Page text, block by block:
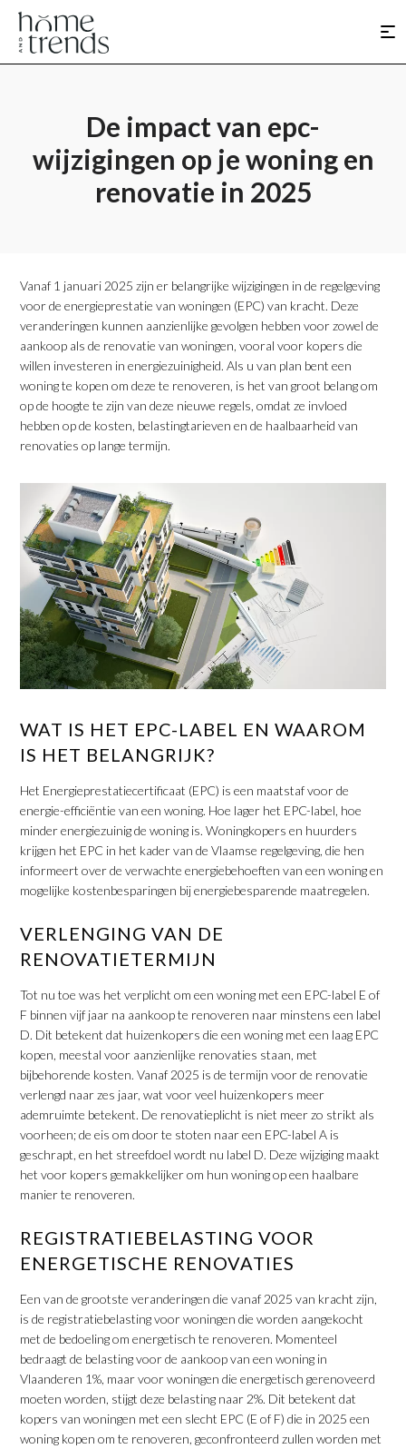
De impact van epc-
wijzigingen op je woning en
renovatie in 2025
Vanaf 1 januari 2025 zijn er belangrijke wijzigingen in de regelgeving
voor de energieprestatie van woningen (EPC) van kracht. Deze
veranderingen kunnen aanzienlijke gevolgen hebben voor zowel de
aankoop als de renovatie van woningen, vooral voor kopers die
willen investeren in energiezuinigheid. Als u van plan bent een
woning te kopen om deze te renoveren, is het van groot belang om
op de hoogte te zijn van deze nieuwe regels, omdat ze invloed
hebben op de kosten, belastingtarieven en de haalbaarheid van
renovaties op lange termijn.
WAT IS HET EPC-LABEL EN WAAROM
IS HET BELANGRIJK?
Het Energieprestatiecertificaat (EPC) is een maatstaf voor de
energie-efficiëntie van een woning. Hoe lager het EPC-label, hoe
minder energiezuinig de woning is. Woningkopers en huurders
krijgen het EPC in het kader van de Vlaamse regelgeving, die hen
informeert over de verwachte energiebehoeften van een woning en
mogelijke kostenbesparingen bij energiebesparende maatregelen.
VERLENGING VAN DE
RENOVATIETERMIJN
Tot nu toe was het verplicht om een woning met een EPC-label E of
F binnen vijf jaar na aankoop te renoveren naar minstens een label
D. Dit betekent dat huizenkopers die een woning met een laag EPC
kopen, meestal voor aanzienlijke renovaties staan, met
bijbehorende kosten. Vanaf 2025 is de termijn voor de renovatie
verlengd naar zes jaar, wat voor veel huizenkopers meer
ademruimte betekent. De renovatieplicht is niet meer zo strikt als
voorheen; de eis om door te stoten naar een EPC-label A is
geschrapt, en het streefdoel wordt nu label D. Deze wijziging maakt
het voor kopers gemakkelijker om hun woning op een haalbare
manier te renoveren.
REGISTRATIEBELASTING VOOR
ENERGETISCHE RENOVATIES
Een van de grootste veranderingen die vanaf 2025 van kracht zijn,
is de registratiebelasting voor woningen die worden aangekocht
met de bedoeling om energetisch te renoveren. Momenteel
bedraagt de belasting voor de aankoop van een woning in
Vlaanderen 1%, maar voor woningen die energetisch gerenoveerd
moeten worden, stijgt deze belasting naar 2%. Dit betekent dat
kopers van woningen met een slecht EPC (E of F) die in 2025 een
woning kopen om te renoveren, geconfronteerd zullen worden met